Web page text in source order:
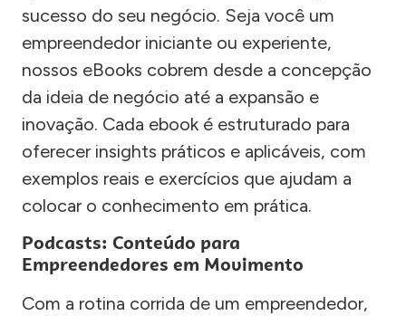
sucesso do seu negócio. Seja você um
empreendedor iniciante ou experiente,
nossos eBooks cobrem desde a concepção
da ideia de negócio até a expansão e
inovação. Cada ebook é estruturado para
oferecer insights práticos e aplicáveis, com
exemplos reais e exercícios que ajudam a
colocar o conhecimento em prática.
Podcasts: Conteúdo para
Empreendedores em Movimento
Com a rotina corrida de um empreendedor,